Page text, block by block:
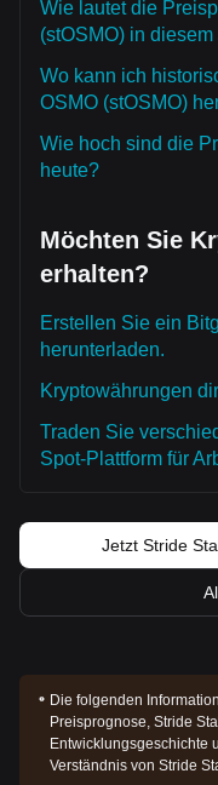
Wie lautet die
(stOSMO) in
Wo kann ich
OSMO (stOSMO)
Wie hoch sind die
heute?
Möchten Sie
erhalten?
Erstellen Sie ein
herunterladen.
Kryptowährungen
Traden Sie
Spot-Plattform für
Jetzt Stride
Die folgenden
Preisprognose, Stride
Entwicklungsgeschichte
Verständnis von Stride